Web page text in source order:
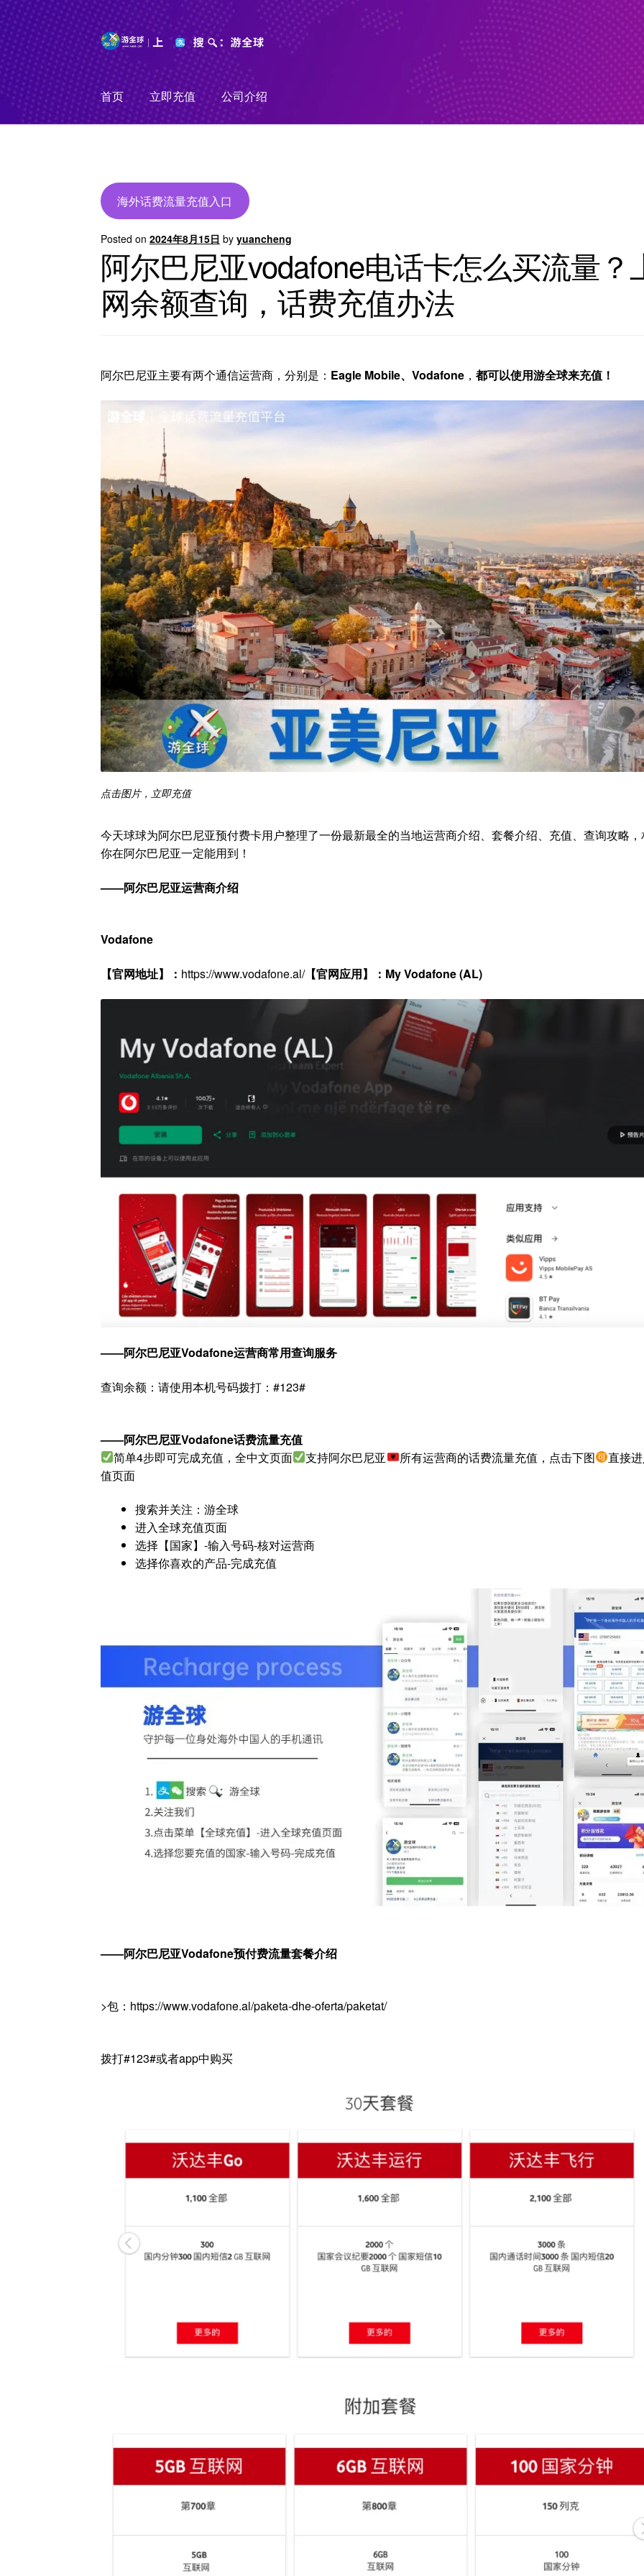
Skip
to
navigation
Skip
to
content
首页
立即充值 公司介绍
海外话费流量充值入口
Posted on2024年8月15日 byyuancheng
阿尔巴尼亚vodafone电话卡怎么买流量？
网余额查询，话费充值办法
阿尔巴尼亚主要有两个通信运营商，分别是： Eagle Mobile、Vodafone ，都可以使用游全球来充值！
点击图片，立即充值
今天球球为阿尔巴尼亚预付费卡用户整理了一份最新最全的当地运营商介绍、套餐介绍、充值、查询攻略
你在阿尔巴尼亚一定能用到！
——阿尔巴尼亚运营商介绍
Vodafone
【官网地址】： https://www.vodafone.al/【官网应用】：My Vodafone (AL)
——阿尔巴尼亚Vodafone运营商常用查询服务
查询余额：请使用本机号码拨打：#123#
——阿尔巴尼亚Vodafone话费流量充值
简单4步即可完成充值，全中文页面
支持阿尔巴尼亚 所有运营商的话费流量充值，点击下图
直接
值页面
搜索并关注：游全球
进入全球充值页面
选择【国家】-输入号码-核对运营商
选择你喜欢的产品-完成充值
——阿尔巴尼亚Vodafone预付费流量套餐介绍
>包：https://www.vodafone.al/paketa-dhe-oferta/paketat/
拨打#123#或者app中购买